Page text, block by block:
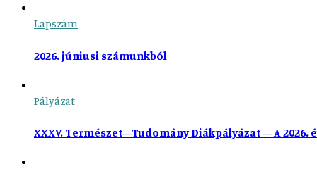
Lapszám
2026. júniusi számunkból
Pályázat
XXXV. Természet–Tudomány Diákpályázat – A